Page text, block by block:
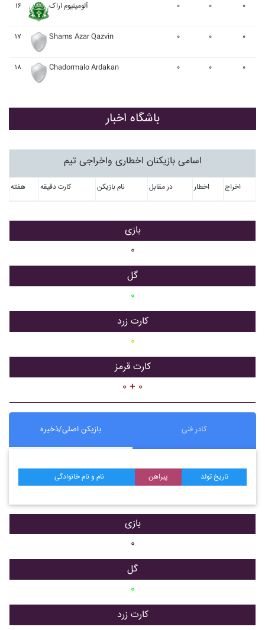
۱۶ آلومينيوم اراک ۰ ۰ ۰
۱۷ Shams Azar Qazvin ۰ ۰ ۰
۱۸ Chadormalo Ardakan ۰ ۰ ۰
باشگاه اخبار
اسامی بازیکنان اخطاری واخراجی تیم
هفته کارت دقیقه نام بازیکن در مقابل اخطار اخراج
بازی
۰
گل
۰
کارت زرد
۰
کارت قرمز
۰ + ۰
بازیکن اصلی/ذخیره کادر فنی
نام و نام خانوادگی پیراهن تاریخ تولد
بازی
۰
گل
۰
کارت زرد